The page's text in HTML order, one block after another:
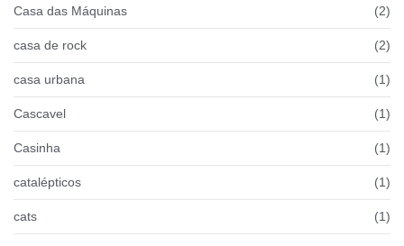
Casa das Máquinas (2)
casa de rock (2)
casa urbana (1)
Cascavel (1)
Casinha (1)
catalépticos (1)
cats (1)